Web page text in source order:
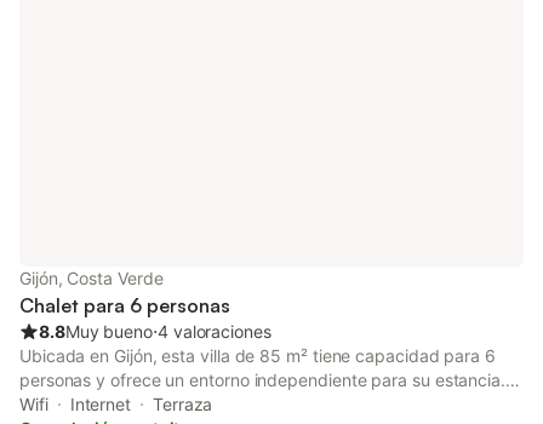
Gijón, Costa Verde
Chalet para 6 personas
8.8Muy bueno⋅4 valoraciones
Ubicada en Gijón, esta villa de 85 m² tiene capacidad para 6
personas y ofrece un entorno independiente para su estancia.
La propiedad se encuentra a 2 km de la playa y a 6 km del
Wifi Internet
Terraza